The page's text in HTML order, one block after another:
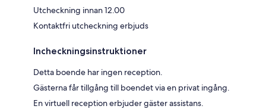
Utcheckning innan 12.00
Kontaktfri utcheckning erbjuds
Incheckningsinstruktioner
Detta boende har ingen reception.
Gästerna får tillgång till boendet via en privat ingång.
En virtuell reception erbjuder gäster assistans.